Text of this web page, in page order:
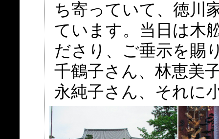
ち寄っていて、徳川
ています。当日は木
ださり、ご垂示を賜
千鶴子さん、林恵美
永純子さん、それに